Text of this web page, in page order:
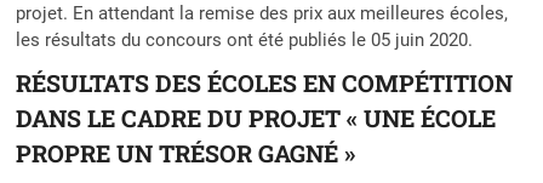
projet. En attendant la remise des prix aux meilleures écoles,
les résultats du concours ont été publiés le 05 juin 2020.
RÉSULTATS DES ÉCOLES EN COMPÉTITION
DANS LE CADRE DU PROJET « UNE ÉCOLE
PROPRE UN TRÉSOR GAGNÉ »